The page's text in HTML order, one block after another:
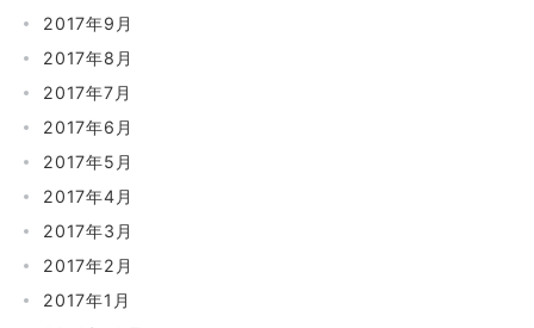
2017年9月
2017年8月
2017年7月
2017年6月
2017年5月
2017年4月
2017年3月
2017年2月
2017年1月